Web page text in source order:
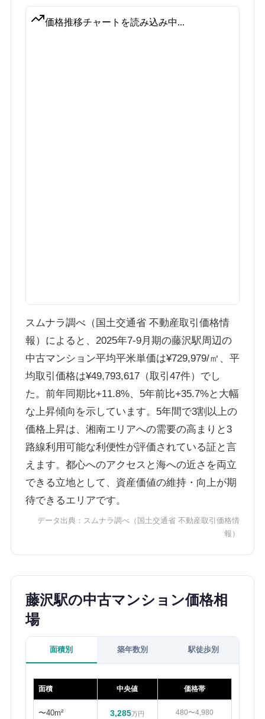
スムナラ調べ（国土交通省 不動産取引価格情
報）によると、2025年7-9月期の藤沢駅周辺の
中古マンション平均平米単価は¥729,979/㎡、平
均取引価格は¥49,793,617（取引47件）でし
た。前年同期比+11.8%、5年前比+35.7%と大幅
な上昇傾向を示しています。5年間で3割以上の
価格上昇は、湘南エリアへの需要の高まりと3
路線利用可能な利便性が評価されている証と言
えます。都心へのアクセスと海への近さを両立
できる立地として、資産価値の維持・向上が期
待できるエリアです。
データ出典： スムナラ調べ （国土交通省 不動産取引価格情
報）
藤沢駅の中古マンション価格相
場
面積別 築年数別 駅徒歩別
面積 中央値 価格帯
〜40m² 3,285万円 480〜4,980